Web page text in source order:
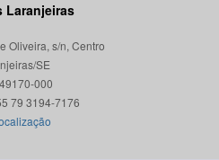
Laranjeiras
Oliveira, s/n, Centro
SE
000